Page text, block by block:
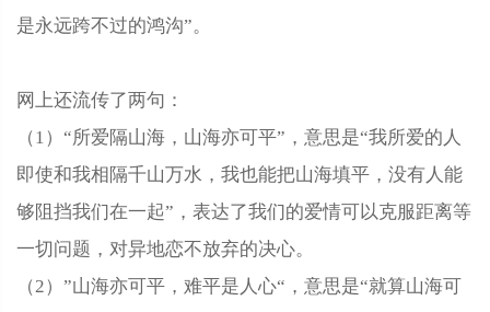
是永远跨不过的鸿沟”。
网上还流传了两句：
（1）“所爱隔山海，山海亦可平”，意思是“我所爱的人
即使和我相隔千山万水，我也能把山海填平，没有人能
够阻挡我们在一起”，表达了我们的爱情可以克服距离等
一切问题，对异地恋不放弃的决心。
（2）”山海亦可平，难平是人心“，意思是“就算山海可